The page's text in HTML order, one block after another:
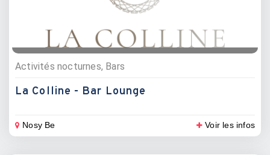
Activités nocturnes, Bars
La Colline - Bar Lounge
Nosy Be Voir les infos